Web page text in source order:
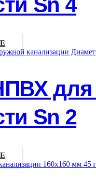
для
Sn 2